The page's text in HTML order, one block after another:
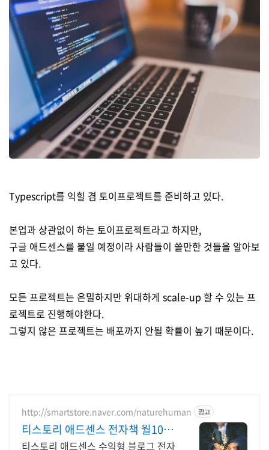
Typescript를 익힐 겸 토이프로젝트를 준비하고 있다.
본업과 상관없이 하는 토이프로젝트라고 하지만,
구글 애드센스를 붙일 예정이라 사람들이 쓸만한 것들을 알아보
고 있다.
모든 프로젝트는 은밀하지만 위대하게 scale-up 할 수 있는 프
로젝트로 진행해야한다.
그렇지 않은 프로젝트는 배포까지 안될 확률이 높기 때문이다.
http://smartstore.naver.com/naturehuman 광고
티스토리 애드센스 전자책 월100
만원 고정 수익발생!
티스토리 애드센스 수익형 블로그 전자